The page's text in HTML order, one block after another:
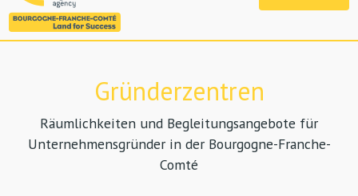
Gründerzentren
Räumlichkeiten und Begleitungsangebote für
Unternehmensgründer in der Bourgogne-Franche-
Comté